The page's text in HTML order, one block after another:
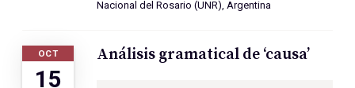
Nacional del Rosario (UNR), Argentina
OCT
15
Análisis gramatical de ‘causa’